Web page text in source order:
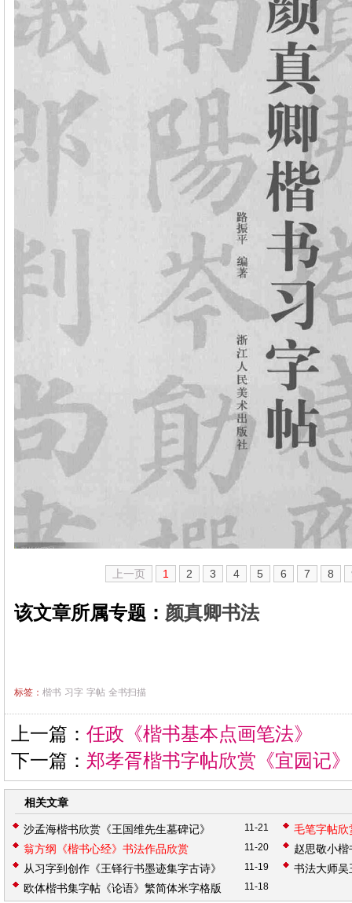
上一页 1 2 3 4 5 6 7 8
该文章所属专题： 颜真卿书法
标签： 楷书 习字 字帖 全书扫描
上一篇： 任政《楷书基本点画笔法》
下一篇： 郑孝胥楷书字帖欣赏《宜园记》
相关文章
11-21
沙孟海楷书欣赏《王国维先生墓碑记》 毛笔字帖欣
11-20
翁方纲《楷书心经》书法作品欣赏 赵思敬小
11-19
从习字到创作《王铎行书墨迹集字古诗》 书法大师吴
11-18
欧体楷书集字帖《论语》繁简体米字格版